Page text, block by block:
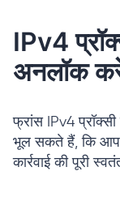
IPv4
अनलॉक
फ्रांस IPv4
भूल सकते हैं, कि
कार्रवाई की पूरी